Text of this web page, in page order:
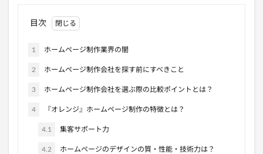
目次
1 ホームページ制作業界の闇
2 ホームページ制作会社を探す前にすべきこと
3 ホームページ制作会社を選ぶ際の比較ポイントとは？
4 『オレンジ』ホームページ制作の特徴とは？
4.1 集客サポート力
4.2 ホームページのデザインの質・性能・技術力は？